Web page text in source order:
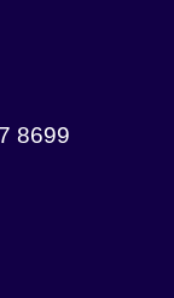
8699